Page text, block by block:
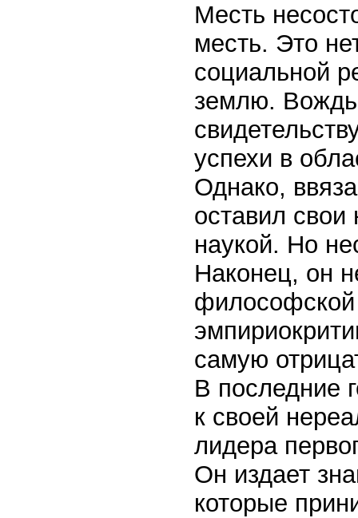
Месть
месть. Это
социальной
землю.
успехи в
Однако,
оставил свои
наукой. Но
Наконец, он
философской
самую
В последние
к своей
лидера
Он издает
которые